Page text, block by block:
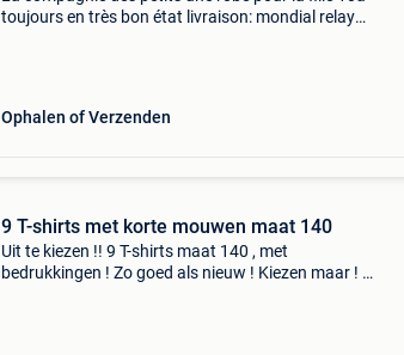
toujours en très bon état livraison: mondial relay
Ophalen of Verzenden
9 T-shirts met korte mouwen maat 140
Uit te kiezen !! 9 T-shirts maat 140 , met
bedrukkingen ! Zo goed als nieuw ! Kiezen maar ! 2